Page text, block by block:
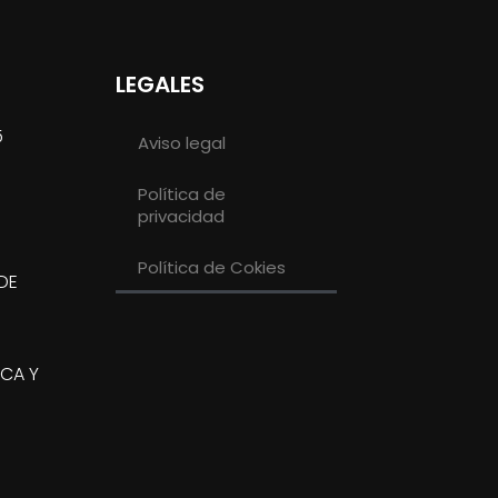
Y
LEGALES
Aviso legal
Política de
privacidad
Política de Cokies